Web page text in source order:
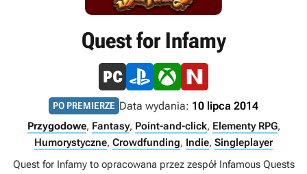
Quest for Infamy
PO PREMIERZE Data wydania: 10 lipca 2014
Przygodowe, Fantasy, Point-and-click, Elementy RPG,
Humorystyczne, Crowdfunding, Indie, Singleplayer
Quest for Infamy to opracowana przez zespół Infamous Quests